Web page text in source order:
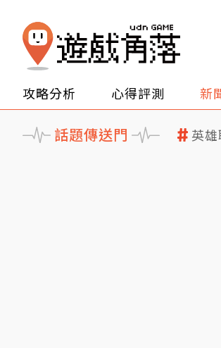
攻略分析 心得評測 新
話題傳送門 英